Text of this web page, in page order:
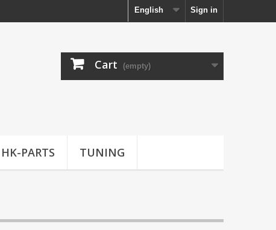
Sign in
English
Cart (empty)
HK-PARTS TUNING